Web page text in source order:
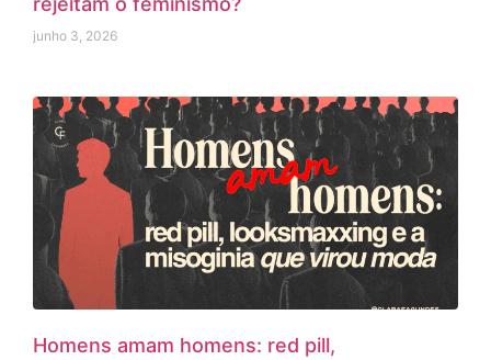
junho 3, 2026
Homens amam homens: red pill,